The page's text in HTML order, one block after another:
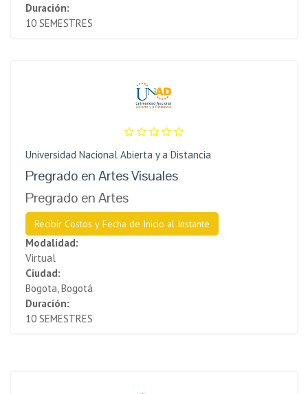
Duración:
10 SEMESTRES
Universidad Nacional Abierta y a Distancia
Pregrado en Artes Visuales
Pregrado en Artes
Recibir Costos y Fecha de Inicio al Instante
Modalidad:
Virtual
Ciudad:
Bogota, Bogotá
Duración:
10 SEMESTRES